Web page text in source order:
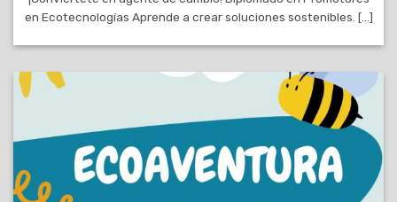
en Ecotecnologías Aprende a crear soluciones sostenibles. [...]